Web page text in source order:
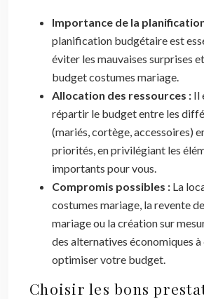
Importance de la
planification budgétaire est
éviter les mauvaises surprises
budget costumes mariage.
Allocation des ressources : Il
répartir le budget entre les
(mariés, cortège, accessoires)
priorités, en privilégiant les
importants pour vous.
Compromis possibles : La
costumes mariage, la revente
mariage ou la création sur
des alternatives économiques
optimiser votre budget.
Choisir les bons